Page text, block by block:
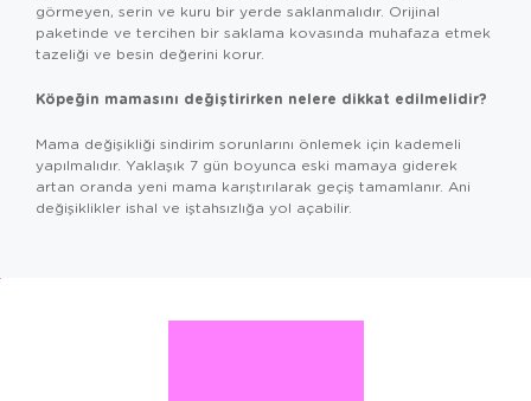
görmeyen, serin ve kuru bir yerde saklanmalıdır. Orijinal
paketinde ve tercihen bir saklama kovasında muhafaza etmek
tazeliği ve besin değerini korur.
Köpeğin mamasını değiştirirken nelere dikkat edilmelidir?
Mama değişikliği sindirim sorunlarını önlemek için kademeli
yapılmalıdır. Yaklaşık 7 gün boyunca eski mamaya giderek
artan oranda yeni mama karıştırılarak geçiş tamamlanır. Ani
değişiklikler ishal ve iştahsızlığa yol açabilir.